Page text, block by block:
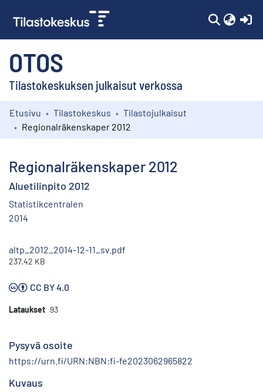
OTOS
Tilastokeskuksen julkaisut verkossa
Kokoelmat
Etusivu Tilastokeskus
Tilastojulkaisut
Regionalräkenskaper 2012
Regionalräkenskaper 2012
Aluetilinpito 2012
Statistikcentralen
2014
altp_2012_2014-12-11_sv.pdf
237.42 KB
CC BY 4.0
Lataukset 93
Pysyvä osoite
https://urn.fi/URN:NBN:fi-fe2023062965822
Kuvaus